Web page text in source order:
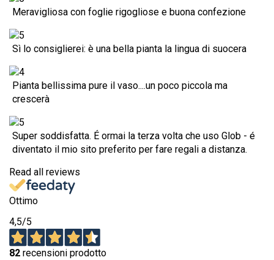
Meravigliosa con foglie rigogliose e buona confezione
Sì lo consiglierei: è una bella pianta la lingua di suocera
Pianta bellissima pure il vaso....un poco piccola ma
crescerà
Super soddisfatta. É ormai la terza volta che uso Glob - é
diventato il mio sito preferito per fare regali a distanza.
Read all reviews
Ottimo
4,5/5
82 recensioni prodotto